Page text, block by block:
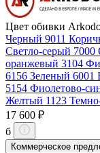
Цвет обивки
Черный 9011
Светло-серый 7000
оранжевый 3104
6156 Зеленый 6001
5154 Фиолетово-
Желтый 1123
17 600 ₽
б